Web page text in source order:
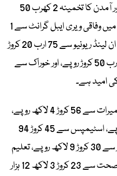
نئے بجٹ میں کل وصولیوں اور آمدن کا تخمینہ 2 کھرب 50
ارب روپے لگایا گیا ہے، جس میں وفاقی ویری ایبل گرانٹ سے 1
کھرب 46 ارب روپے، محکمہ ان لینڈ ریونیو سے 75 ارب 20 کروڑ
روپے، بجلی و برقیات سے 18 ارب 50 کروڑ روپے، اور خوراک سے
اس کے علاوہ مواصلات و تعمیرات سے 56 کروڑ 4 لاکھ روپے،
داخلہ پولیس سے 46 کروڑ روپے، اسٹیمپس سے 45 کروڑ 94
لاکھ 77 ہزار روپے، لا اینڈ آرڈر سے 30 کروڑ 9 لاکھ روپے، تعلیم
سے 26 کروڑ 96 لاکھ روپے، صحت سے 23 کروڑ 3 لاکھ 12 ہزار